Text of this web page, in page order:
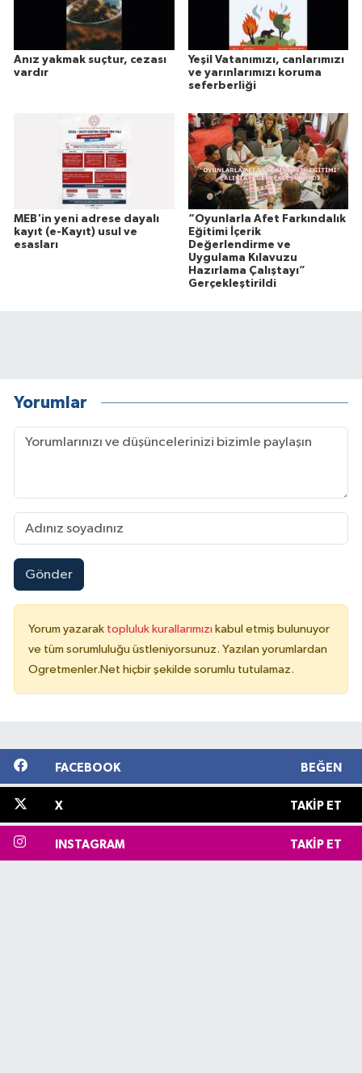
Anız yakmak suçtur, cezası
vardır
Yeşil Vatanımızı, canlarımızı
ve yarınlarımızı koruma
seferberliği
MEB'in yeni adrese dayalı
kayıt (e-Kayıt) usul ve
esasları
“Oyunlarla Afet Farkındalık
Eğitimi İçerik
Değerlendirme ve
Uygulama Kılavuzu
Hazırlama Çalıştayı”
Gerçekleştirildi
Yorumlar
Gönder
Yorum yazarak topluluk kurallarımızı kabul etmiş bulunuyor
ve tüm sorumluluğu üstleniyorsunuz. Yazılan yorumlardan
Ogretmenler.Net hiçbir şekilde sorumlu tutulamaz.
FACEBOOK BEĞEN
X TAKIP ET
INSTAGRAM TAKIP ET